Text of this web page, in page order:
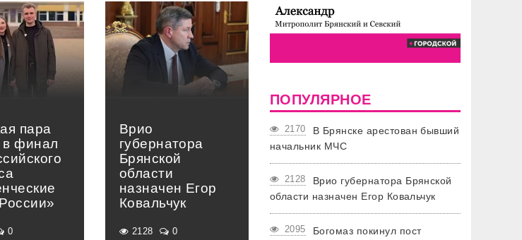
пара
финал
0
Врио
губернатора
Брянской
области
назначен Егор
Ковальчук
2128 0
ПОПУЛЯРНОЕ
2170
В Брянске арестован бывший
начальник МЧС
2128
Врио губернатора Брянской
области назначен Егор Ковальчук
2095
Богомаз покинул пост